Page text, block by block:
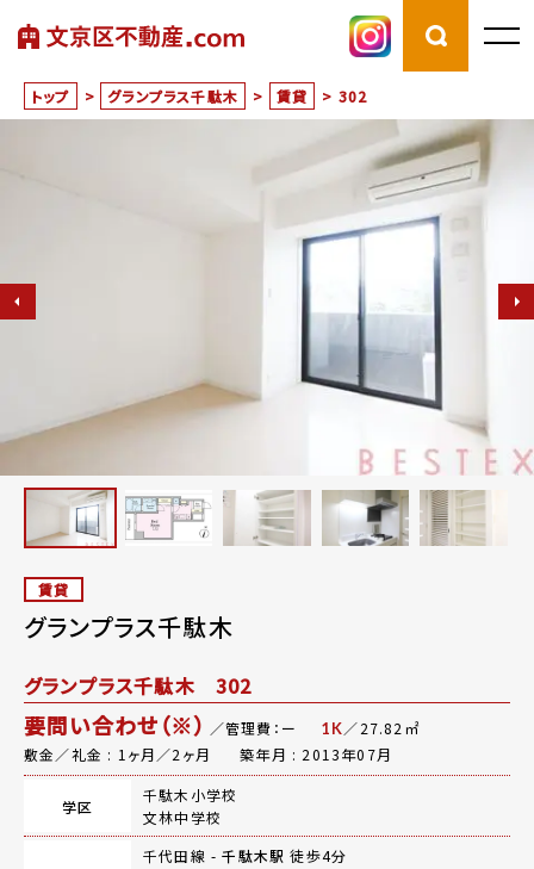
トップ > グランプラス千駄木 > 賃貸 > 302
賃貸
グランプラス千駄木
グランプラス千駄木 302
要問い合わせ（※） ／管理費：ー 1K／27.82㎡
敷金／礼金 : 1ヶ月／2ヶ月
築年月 : 2013年07月
学区
千駄木小学校
文林中学校
千代田線 -千駄木駅 徒歩4分